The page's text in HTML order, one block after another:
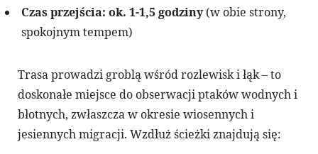
Czas przejścia: ok. 1-1,5 godziny(w obie strony,
spokojnym tempem)
Trasa prowadzi groblą wśród rozlewisk i łąk – to
doskonałe miejsce do obserwacji ptaków wodnych i
błotnych, zwłaszcza w okresie wiosennych i
jesiennych migracji. Wzdłuż ścieżki znajdują się: